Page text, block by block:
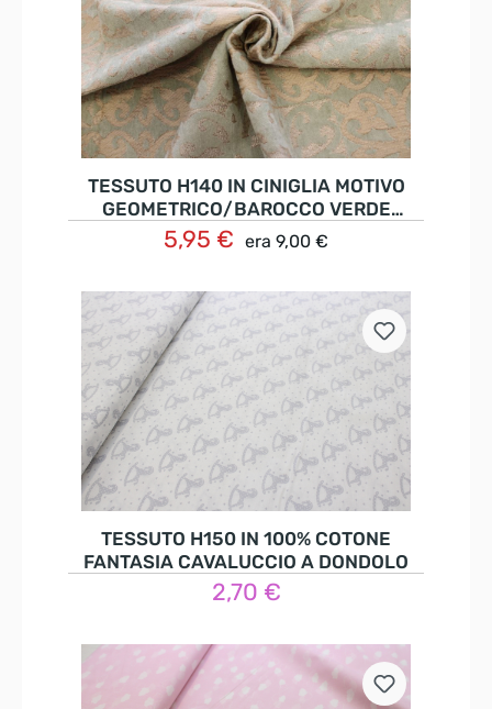
TESSUTO H140 IN CINIGLIA MOTIVO
GEOMETRICO/BAROCCO VERDE
SALVIA
5,95 € era 9,00 €
Nel carrello
TESSUTO H150 IN 100% COTONE
FANTASIA CAVALUCCIO A DONDOLO
2,70 €
Dettagli